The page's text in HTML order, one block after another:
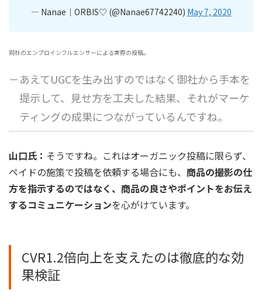
— Nanae｜ORBIS♡ (@Nanae67742240) May 7, 2020
同社のエンプロインフルエンサーによる実際の投稿。
－あえてUGCを生み出すのではなく御社から手本を
提示して、見せ方を工夫した結果、それがマーケ
ティングの成果につながっているんですね。
山口氏： そうですね。これはオーガニック投稿に限らず、
ペイドの施策で投稿を依頼する場合にも、 商品の撮影の仕
方を指示するのではなく、商品の良さやポイントをお伝え
するコミュニケーションを心がけています。
CVR1.2倍向上を支えたのは徹底的な効
果検証